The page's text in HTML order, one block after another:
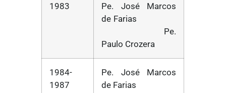
1983
Pe. José Marcos
de Farias
Pe.
Paulo Crozera
1984-
1987
Pe. José Marcos
de Farias